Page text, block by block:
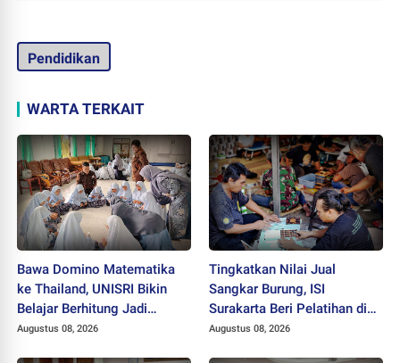
Pendidikan
WARTA TERKAIT
Bawa Domino Matematika
ke Thailand, UNISRI Bikin
Belajar Berhitung Jadi
Menyenangkan
Augustus 08, 2026
Tingkatkan Nilai Jual
Sangkar Burung, ISI
Surakarta Beri Pelatihan di
Kampung Becak Solo
Augustus 08, 2026